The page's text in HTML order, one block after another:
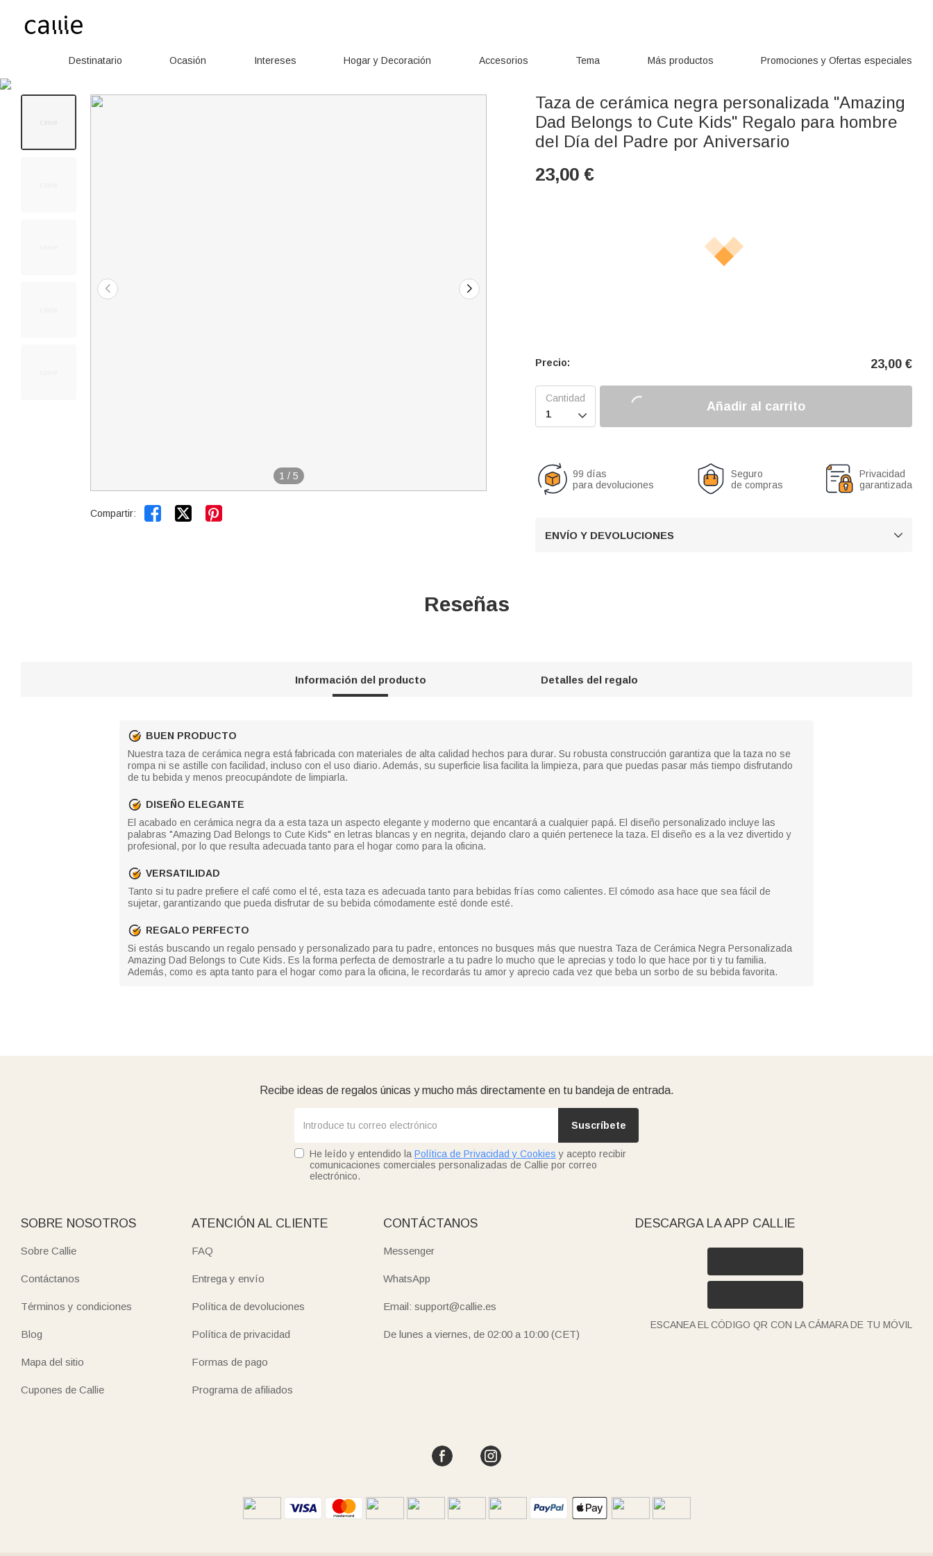
Destinatario Ocasión Intereses Hogar y Decoración Accesorios Tema Más productos Promociones y Ofertas especiales
1 / 5
Compartir:  
Taza de cerámica negra personalizada "Amazing
Dad Belongs to Cute Kids" Regalo para hombre
del Día del Padre por Aniversario
23,00 €
Precio: 23,00 €

Añadir al carrito
99 días
para devoluciones
Seguro
de compras
Privacidad
garantizada
ENVÍO Y DEVOLUCIONES 
Reseñas
Información del producto Detalles del regalo
BUEN PRODUCTO
Nuestra taza de cerámica negra está fabricada con materiales de alta calidad hechos para durar. Su robusta construcción garantiza que la taza no se
rompa ni se astille con facilidad, incluso con el uso diario. Además, su superficie lisa facilita la limpieza, para que puedas pasar más tiempo disfrutando
de tu bebida y menos preocupándote de limpiarla.
DISEÑO ELEGANTE
El acabado en cerámica negra da a esta taza un aspecto elegante y moderno que encantará a cualquier papá. El diseño personalizado incluye las
palabras "Amazing Dad Belongs to Cute Kids" en letras blancas y en negrita, dejando claro a quién pertenece la taza. El diseño es a la vez divertido y
profesional, por lo que resulta adecuada tanto para el hogar como para la oficina.
VERSATILIDAD
Tanto si tu padre prefiere el café como el té, esta taza es adecuada tanto para bebidas frías como calientes. El cómodo asa hace que sea fácil de
sujetar, garantizando que pueda disfrutar de su bebida cómodamente esté donde esté.
REGALO PERFECTO
Si estás buscando un regalo pensado y personalizado para tu padre, entonces no busques más que nuestra Taza de Cerámica Negra Personalizada
Amazing Dad Belongs to Cute Kids. Es la forma perfecta de demostrarle a tu padre lo mucho que le aprecias y todo lo que hace por ti y tu familia.
Además, como es apta tanto para el hogar como para la oficina, le recordarás tu amor y aprecio cada vez que beba un sorbo de su bebida favorita.
Recibe ideas de regalos únicas y mucho más directamente en tu bandeja de entrada.
Suscríbete
He leído y entendido la Política de Privacidad y Cookies y acepto recibir
comunicaciones comerciales personalizadas de Callie por correo
electrónico.
SOBRE NOSOTROS
Sobre Callie
Contáctanos
Términos y condiciones
Blog
Mapa del sitio
Cupones de Callie
ATENCIÓN AL CLIENTE
FAQ
Entrega y envío
Política de devoluciones
Política de privacidad
Formas de pago
Programa de afiliados
CONTÁCTANOS
Messenger
WhatsApp
Email: support@callie.es
De lunes a viernes, de 02:00 a 10:00 (CET)
DESCARGA LA APP CALLIE
ESCANEA EL CÓDIGO QR CON LA CÁMARA DE TU MÓVIL